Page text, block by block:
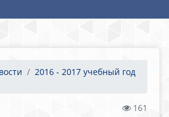
2016 - 2017 учебный год
161